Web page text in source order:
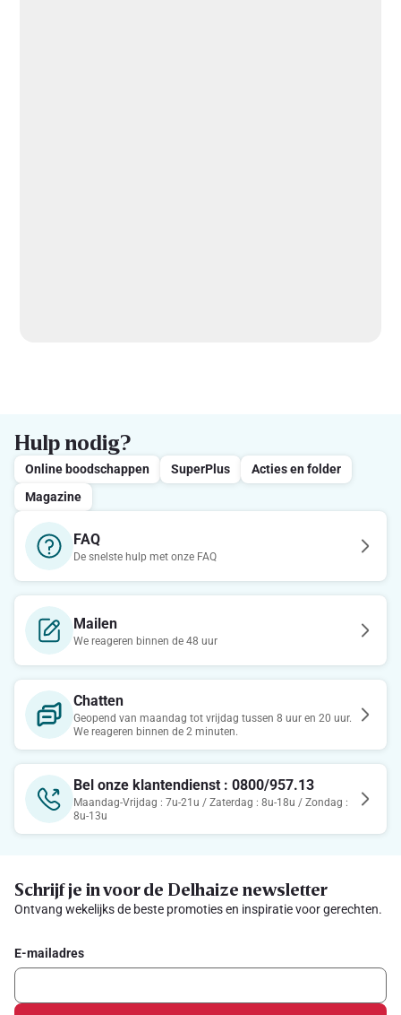
Hulp nodig?
Online boodschappen SuperPlus
Acties en folder
Magazine
FAQ
De snelste hulp met onze FAQ
Mailen
We reageren binnen de 48 uur
Chatten
Geopend van maandag tot vrijdag tussen 8 uur en 20 uur.
We reageren binnen de 2 minuten.
Bel onze klantendienst : 0800/957.13
Maandag-Vrijdag : 7u-21u / Zaterdag : 8u-18u / Zondag :
8u-13u
Schrijf je in voor de Delhaize newsletter
Ontvang wekelijks de beste promoties en inspiratie voor gerechten.
E-mailadres